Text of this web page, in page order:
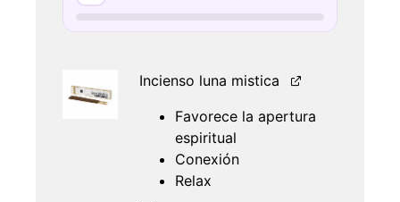
Incienso luna mistica
Favorece la apertura
espiritual
Conexión
Relax